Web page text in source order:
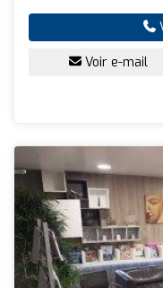
Voir e-mail